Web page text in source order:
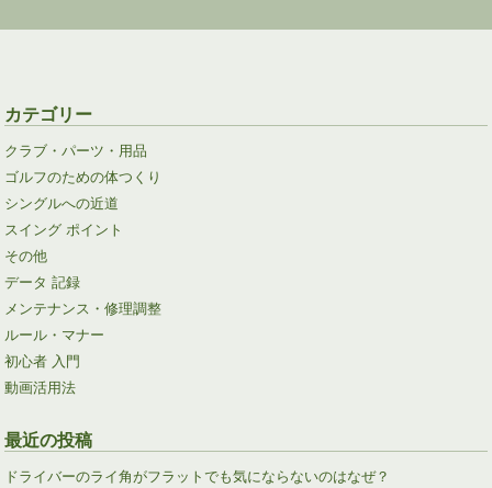
カテゴリー
クラブ・パーツ・用品
ゴルフのための体つくり
シングルへの近道
スイング ポイント
その他
データ 記録
メンテナンス・修理調整
ルール・マナー
初心者 入門
動画活用法
最近の投稿
ドライバーのライ角がフラットでも気にならないのはなぜ？